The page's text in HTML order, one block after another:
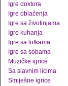
Igre doktora
Igre oblačenja
Igre sa životinjama
Igre kuhanja
Igre sa lutkama
Igre sa sobama
Muzičke igrice
Sa slavnim licima
Smiješne igrice